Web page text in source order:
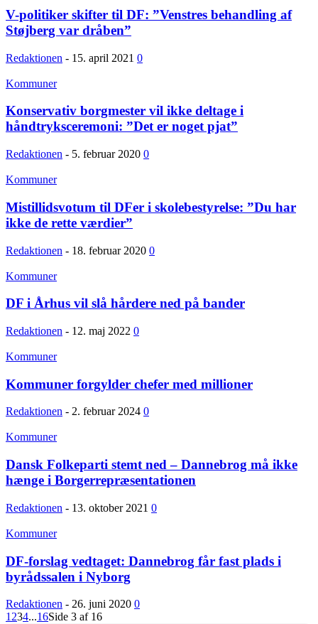
V-politiker skifter til DF: ”Venstres behandling af
Støjberg var dråben”
Redaktionen - 15. april 2021 0
Kommuner
Konservativ borgmester vil ikke deltage i
håndtryksceremoni: ”Det er noget pjat”
Redaktionen - 5. februar 2020 0
Kommuner
Mistillidsvotum til DFer i skolebestyrelse: ”Du har
ikke de rette værdier”
Redaktionen - 18. februar 2020 0
Kommuner
DF i Århus vil slå hårdere ned på bander
Redaktionen - 12. maj 2022 0
Kommuner
Kommuner forgylder chefer med millioner
Redaktionen - 2. februar 2024 0
Kommuner
Dansk Folkeparti stemt ned – Dannebrog må ikke
hænge i Borgerrepræsentationen
Redaktionen - 13. oktober 2021 0
Kommuner
DF-forslag vedtaget: Dannebrog får fast plads i
byrådssalen i Nyborg
Redaktionen - 26. juni 2020 0
1 234...16Side 3 af 16